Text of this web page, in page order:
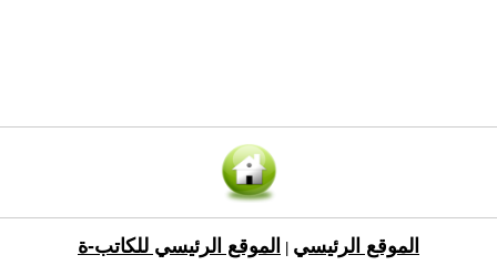
الموقع الرئيسي الموقع الرئيسي للكاتب-ة